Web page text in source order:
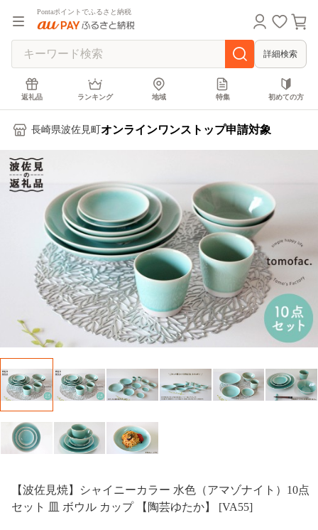
Pontaポイントでふるさと納税
詳細検索
返礼品 ランキング 地域 特集 初めての方
長崎県波佐見町 オンラインワンストップ申請対象
【波佐見焼】シャイニーカラー 水色（アマゾナイト）10点
セット 皿 ボウル カップ 【陶芸ゆたか】 [VA55]